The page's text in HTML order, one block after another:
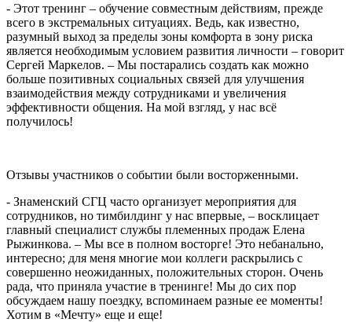
- Этот тренинг – обучение совместным действиям, прежде
всего в экстремальных ситуациях. Ведь, как известно,
разумный выход за пределы зоны комфорта в зону риска
является необходимым условием развития личности – говорит
Сергей Маркелов. – Мы постарались создать как можно
больше позитивных социальных связей для улучшения
взаимодействия между сотрудниками и увеличения
эффективности общения. На мой взгляд, у нас всё
получилось!
Отзывы участников о событии были восторженными.
- Знаменский СГЦ часто организует мероприятия для
сотрудников, но тимбилдинг у нас впервые, – восклицает
главный специалист службы племенных продаж Елена
Рыжинкова. – Мы все в полном восторге! Это небанально,
интересно; для меня многие мои коллеги раскрылись с
совершенно неожиданных, положительных сторон. Очень
рада, что приняла участие в тренинге! Мы до сих пор
обсуждаем нашу поездку, вспоминаем разные ее моменты!
Хотим в «Мечту» еще и еще!